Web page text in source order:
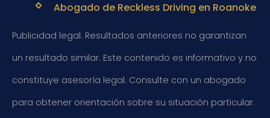
Abogado de Reckless Driving en Roanoke
Publicidad legal. Resultados anteriores no garantizan
un resultado similar. Este contenido es informativo y no
constituye asesoría legal. Consulte con un abogado
para obtener orientación sobre su situación particular.